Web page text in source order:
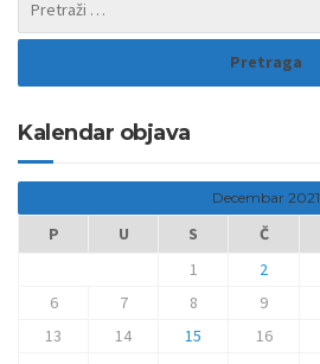
Kalendar objava
Decembar 2021
P U S Č
1
2
6
7 8 9
13
14 15 16